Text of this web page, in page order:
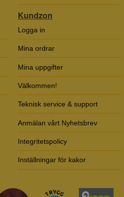
Kundzon
Logga in
Mina ordrar
Mina uppgifter
Välkommen!
Teknisk service & support
Anmälan vårt Nyhetsbrev
Integritetspolicy
Inställningar för kakor